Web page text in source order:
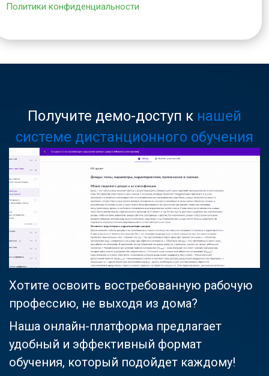
Политики конфиденциальности
Получите демо-доступ к нашей
системе дистанционного обучения
Хотите освоить востребованную рабочую
профессию, не выходя из дома?
Наша онлайн-платформа предлагает
удобный и эффективный формат
обучения, который подойдет каждому!